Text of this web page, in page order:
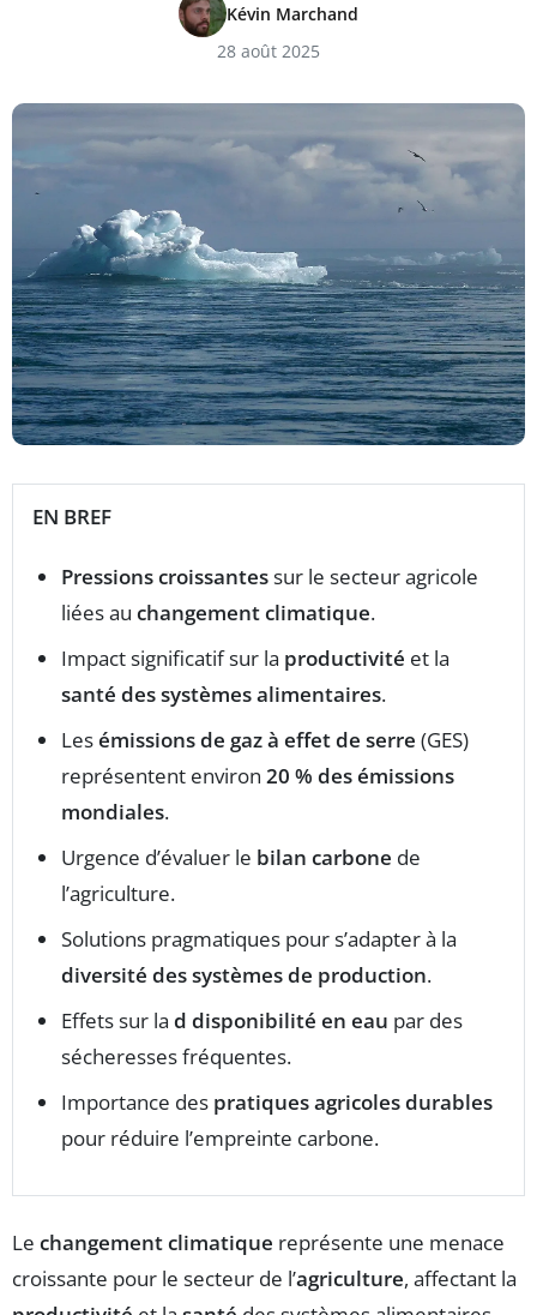
Kévin Marchand
28 août 2025
EN BREF
Pressions croissantessur le secteur agricole
liées au changement climatique.
Impact significatif sur la productivité et la
santé des systèmes alimentaires.
Lesémissions de gaz à effet de serre (GES)
représentent environ 20 % des émissions
mondiales.
Urgence d’évaluer le bilan carbone de
l’agriculture.
Solutions pragmatiques pour s’adapter à la
diversité des systèmes de production.
Effets sur la d disponibilité en eau par des
sécheresses fréquentes.
Importance des pratiques agricoles durables
pour réduire l’empreinte carbone.
Le changement climatique représente une menace
croissante pour le secteur de l’agriculture, affectant la